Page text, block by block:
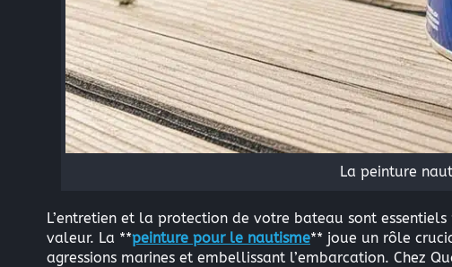
La peinture
L’entretien et la protection de votre bateau sont
valeur. La **peinture pour le nautisme** joue un rôle
agressions marines et embellissant l’embarcation. Chez